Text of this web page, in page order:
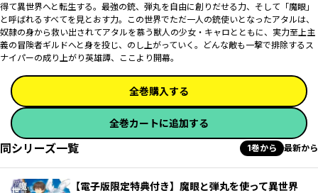
得て異世界へと転生する。最強の銃、弾丸を自由に創りだせる力、そして「魔眼」
と呼ばれるすべてを見とおす力。この世界でただ一人の銃使いとなったアタルは、
奴隷の身から救い出されてアタルを慕う獣人の少女・キャロとともに、実力至上主
義の冒険者ギルドへと身を投じ、のし上がっていく。どんな敵も一撃で排除するス
ナイパーの成り上がり英雄譚、ここより開幕。
全巻購入する
全巻カートに追加する
同シリーズ一覧 1巻から 最新から
【電子版限定特典付き】魔眼と弾丸を使って異世界